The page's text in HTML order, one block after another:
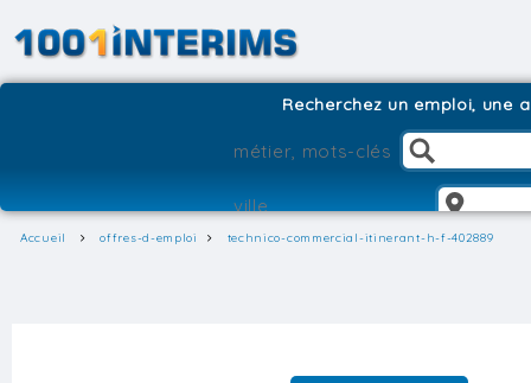
Recherchez un emploi, une
Accueil offres-d-emploi technico-commercial-itinerant-h-f-402889